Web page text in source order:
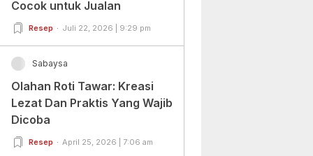
Cocok untuk Jualan
Resep Juli 22, 2026 | 9:29 pm
Sabaysa
Olahan Roti Tawar: Kreasi
Lezat Dan Praktis Yang Wajib
Dicoba
Resep April 25, 2026 | 7:06 am